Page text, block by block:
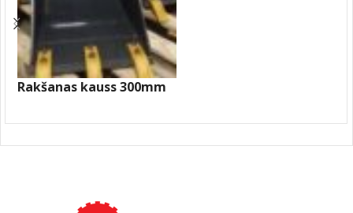
Rakšanas kauss 300mm